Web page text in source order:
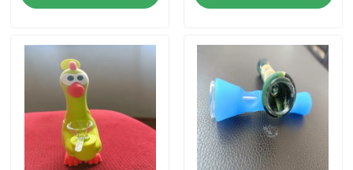
سيليكون الزجاج بونغ
مسامير بانجر كوارتز
تدخين الزجاج بونغ
حفارات داب الزجاج